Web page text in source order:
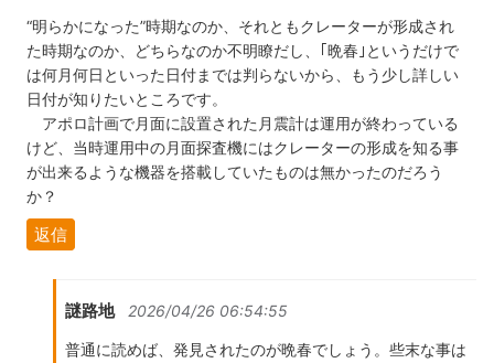
“明らかになった”時期なのか、それともクレーターが形成され
た時期なのか、どちらなのか不明瞭だし、｢晩春｣というだけで
は何月何日といった日付までは判らないから、もう少し詳しい
日付が知りたいところです。
アポロ計画で月面に設置された月震計は運用が終わっている
けど、当時運用中の月面探査機にはクレーターの形成を知る事
が出来るような機器を搭載していたものは無かったのだろう
か？
返信
謎路地 2026/04/26 06:54:55
普通に読めば、発見されたのが晩春でしょう。些末な事は